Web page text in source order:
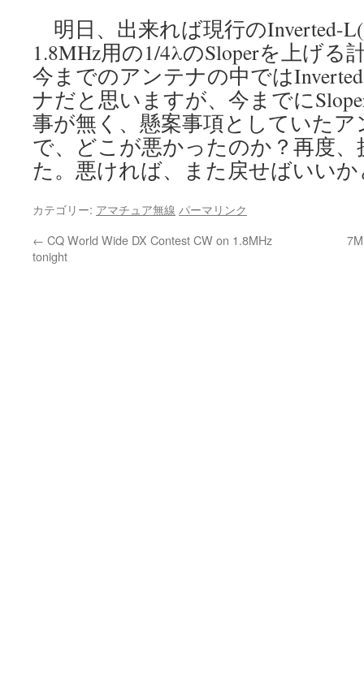
明日、出来れば現行のInverted-
1.8MHz用の1/4λのSloperを上げる
今までのアンテナの中では
ナだと思いますが、今までに
事が無く、懸案事項としていた
で、どこが悪かったのか？再度
た。悪ければ、また戻せばいい
カテゴリー: アマチュア無線 パーマリンク
← CQ World Wide DX Contest CW on 1.8MHz
tonight